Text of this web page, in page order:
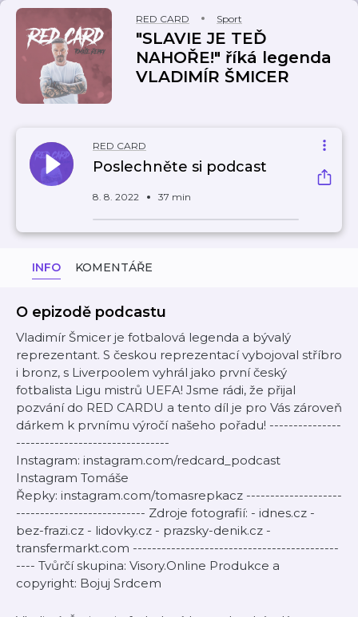
RED CARD Sport
"SLAVIE JE TEĎ
NAHOŘE!" říká legenda
VLADIMÍR ŠMICER
RED CARD
Poslechněte si podcast
8. 8. 2022 37 min
INFO KOMENTÁŘE
O epizodě podcastu
Vladimír Šmicer je fotbalová legenda a bývalý
reprezentant. S českou reprezentací vybojoval stříbro
i bronz, s Liverpoolem vyhrál jako první český
fotbalista Ligu mistrů UEFA! Jsme rádi, že přijal
pozvání do RED CARDU a tento díl je pro Vás zároveň
dárkem k prvnímu výročí našeho pořadu! ---------------
--------------------------------
Instagram: instagram.com/redcard_podcast
Instagram Tomáše
Řepky: instagram.com/tomasrepkacz --------------------
--------------------------- Zdroje fotografií: - idnes.cz -
bez-frazi.cz - lidovky.cz - prazsky-denik.cz -
transfermarkt.com -------------------------------------------
---- Tvůrčí skupina: Visory.Online Produkce a
copyright: Bojuj Srdcem